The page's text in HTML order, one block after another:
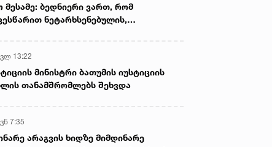
მესამე: ბედნიერი ვართ, რომ
ნეტარხსენებულის,
13:22
მინისტრი ბათუმის იუსტიციის
თანამშრომლებს შეხვდა
7:35
არაგვის ხიდზე მიმდინარე